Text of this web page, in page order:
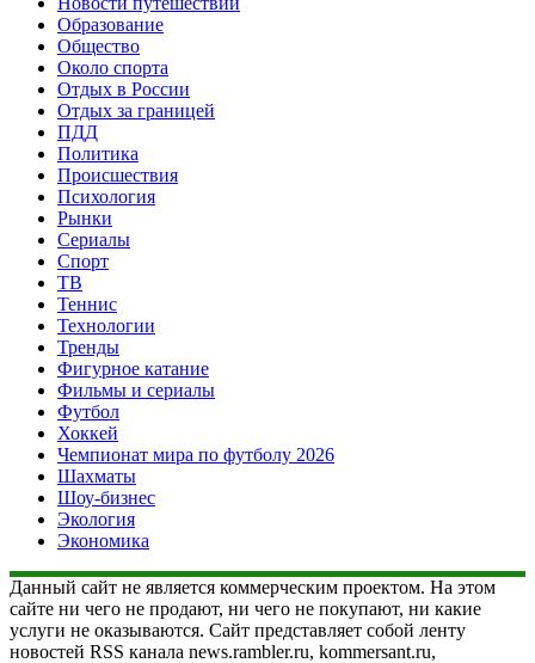
Образование
Общество
Около спорта
Отдых в России
Отдых за границей
ПДД
Политика
Происшествия
Психология
Рынки
Сериалы
Спорт
ТВ
Теннис
Технологии
Тренды
Фигурное катание
Фильмы и сериалы
Футбол
Хоккей
Чемпионат мира по футболу 2026
Шахматы
Шоу-бизнес
Экология
Экономика
Данный сайт не является коммерческим проектом. На этом
сайте ни чего не продают, ни чего не покупают, ни какие
услуги не оказываются. Сайт представляет собой ленту
новостей RSS канала news.rambler.ru, kommersant.ru,